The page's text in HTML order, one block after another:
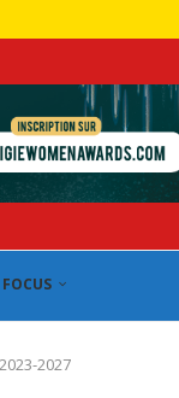
FOCUS
2027